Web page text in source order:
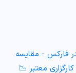
فارکس - مقایسه